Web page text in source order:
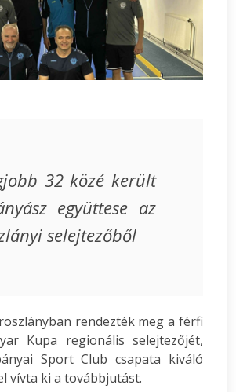
32 közé került
együttese az
selejtezőből
rendezték meg a férfi
Kupa regionális selejtezőjét,
Sport Club csapata kiváló
vívta ki a továbbjutást.